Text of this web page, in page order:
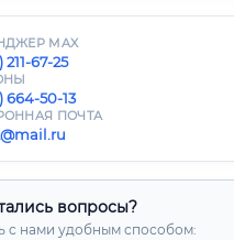
MAX
211-67-25
664-50-13
ПОЧТА
вопросы?
с нами удобным способом: